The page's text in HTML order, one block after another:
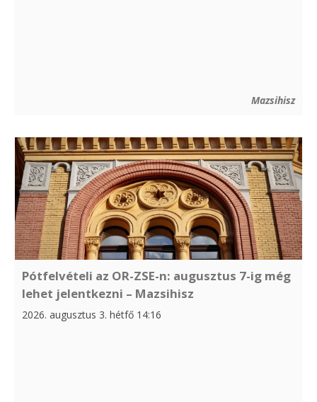
Mazsihisz
Pótfelvételi az OR-ZSE-n: augusztus 7-ig még
lehet jelentkezni – Mazsihisz
2026. augusztus 3. hétfő 14:16